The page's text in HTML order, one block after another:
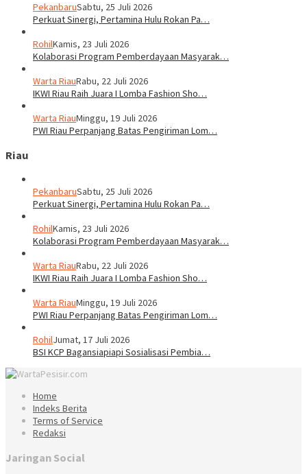
PekanbaruSabtu, 25 Juli 2026
Perkuat Sinergi, Pertamina Hulu Rokan Pa…
RohilKamis, 23 Juli 2026
Kolaborasi Program Pemberdayaan Masyarak…
Warta RiauRabu, 22 Juli 2026
IKWI Riau Raih Juara I Lomba Fashion Sho…
Warta RiauMinggu, 19 Juli 2026
PWI Riau Perpanjang Batas Pengiriman Lom…
Riau
PekanbaruSabtu, 25 Juli 2026
Perkuat Sinergi, Pertamina Hulu Rokan Pa…
RohilKamis, 23 Juli 2026
Kolaborasi Program Pemberdayaan Masyarak…
Warta RiauRabu, 22 Juli 2026
IKWI Riau Raih Juara I Lomba Fashion Sho…
Warta RiauMinggu, 19 Juli 2026
PWI Riau Perpanjang Batas Pengiriman Lom…
RohilJumat, 17 Juli 2026
BSI KCP Bagansiapiapi Sosialisasi Pembia…
Home
Indeks Berita
Terms of Service
Redaksi
Jaringan Social